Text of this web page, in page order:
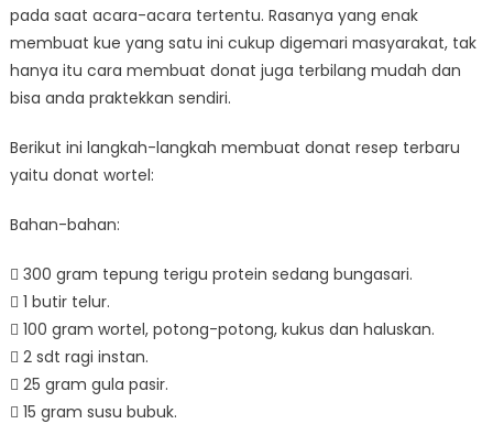
Bergizi
pada saat acara-acara tertentu. Rasanya yang enak
membuat kue yang satu ini cukup digemari masyarakat, tak
hanya itu cara membuat donat juga terbilang mudah dan
bisa anda praktekkan sendiri.
Berikut ini langkah-langkah membuat donat resep terbaru
yaitu donat wortel:
Bahan-bahan:
 300 gram tepung terigu protein sedang bungasari.
 1 butir telur.
 100 gram wortel, potong-potong, kukus dan haluskan.
 2 sdt ragi instan.
 25 gram gula pasir.
 15 gram susu bubuk.